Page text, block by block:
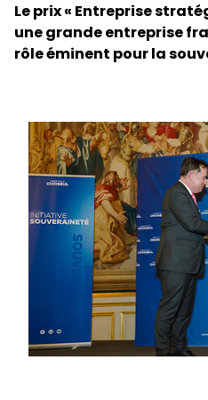
Suivre un envoi
Sélectionner un
Switzerland​ - FR
Le prix « Entreprise
une grande entreprise
rôle éminent pour la
Keepeek